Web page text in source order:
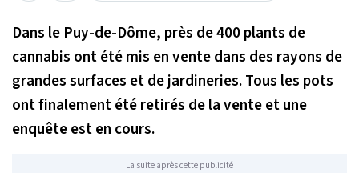
Dans le Puy-de-Dôme, près de 400 plants de
cannabis ont été mis en vente dans des rayons de
grandes surfaces et de jardineries. Tous les pots
ont finalement été retirés de la vente et une
enquête est en cours.
La suite après cette publicité